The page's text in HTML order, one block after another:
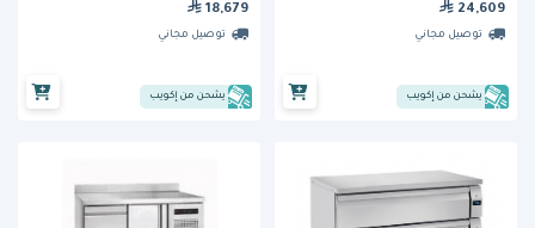
24,609
توصيل مجاني
يشحن من إكويب
18,679
توصيل مجاني
يشحن من إكويب